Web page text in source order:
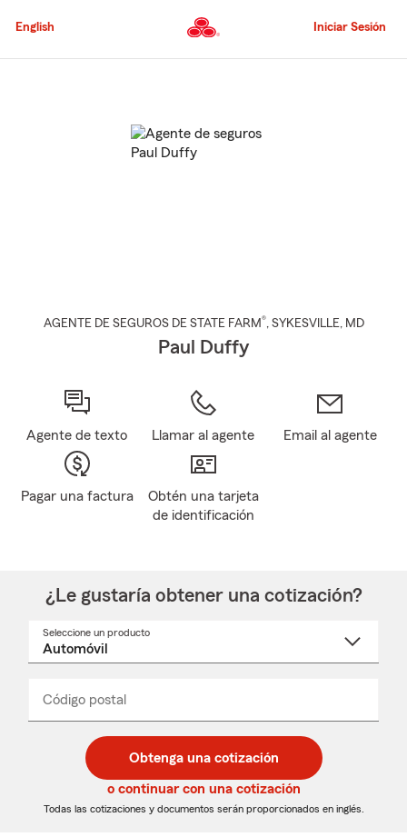
al
principal
English Iniciar Sesión
AGENTE DE SEGUROS DE STATE FARM®, SYKESVILLE, MD
Paul Duffy
Agente de texto Llamar al agente Email al agente
Pagar una factura
Obtén una tarjeta
de identificación
¿Le gustaría obtener una cotización?
Seleccione un producto
desplegable
Código postal
de
5
dígitos
de
5
dígitos
_____
Obtenga una cotización
o continuar con una cotización
Todas las cotizaciones y documentos serán proporcionados en inglés.